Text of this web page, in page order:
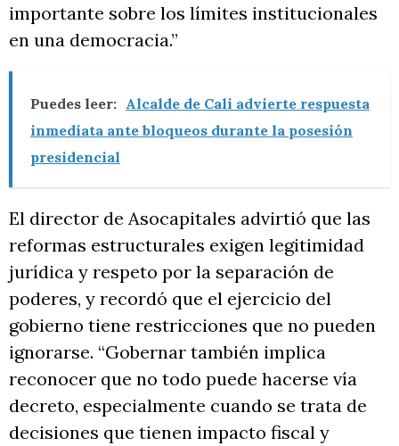
importante sobre los límites institucionales
en una democracia.”
Puedes leer: Alcalde de Cali advierte respuesta
inmediata ante bloqueos durante la posesión
presidencial
El director de Asocapitales advirtió que las
reformas estructurales exigen legitimidad
jurídica y respeto por la separación de
poderes, y recordó que el ejercicio del
gobierno tiene restricciones que no pueden
ignorarse. “Gobernar también implica
reconocer que no todo puede hacerse vía
decreto, especialmente cuando se trata de
decisiones que tienen impacto fiscal y